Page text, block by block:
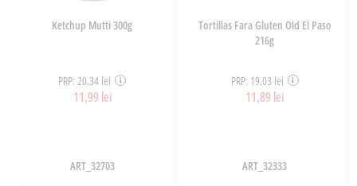
Ketchup Mutti 300g
PRP: 20,34 lei
11,99 lei
ART_32703
Tortillas Fara Gluten Old El Paso
216g
PRP: 19,03 lei
11,89 lei
ART_32333